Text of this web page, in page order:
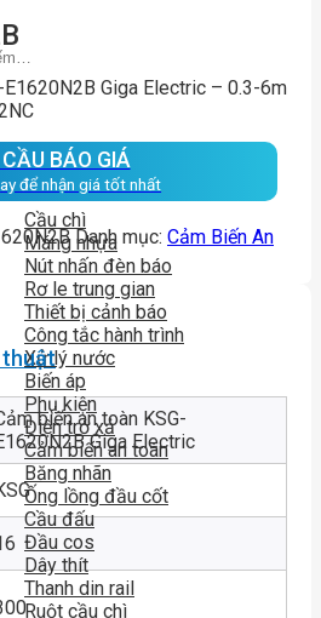
Cầu chì
Máng nhựa
Nút nhấn đèn báo
Rơ le trung gian
Thiết bị cảnh báo
Công tắc hành trình
Xử lý nước
Biến áp
Phụ kiện
Điện trở xả
Cảm biến an toàn
Băng nhãn
Ống lồng đầu cốt
Cầu đấu
Đầu cos
Dây thít
Thanh din rail
Ruột cầu chì
E1620N2B Giga Electric – 0.3-6m
BÁO GIÁ
để nhận giá tốt nhất
Danh mục: Cảm Biến An
thuật
biến an toàn KSG-
Giga Electric